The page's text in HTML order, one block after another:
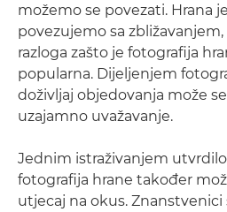
možemo se povezati. Hrana
povezujemo sa
razloga zašto je fotografija
popularna. Dijeljenjem
doživljaj objedovanja može
uzajamno uvažavanje.
Jednim istraživanjem
fotografija hrane također
utjecaj na okus.